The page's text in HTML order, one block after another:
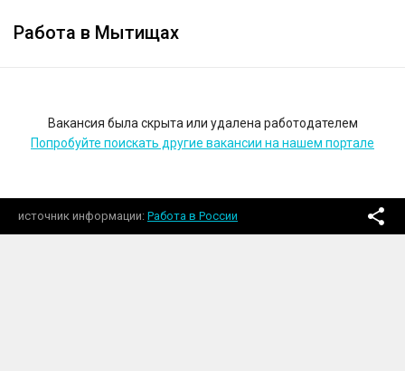
Работа в Мытищах
Вакансия была скрыта или удалена работодателем
Попробуйте поискать другие вакансии на нашем портале
источник информации Работа в России